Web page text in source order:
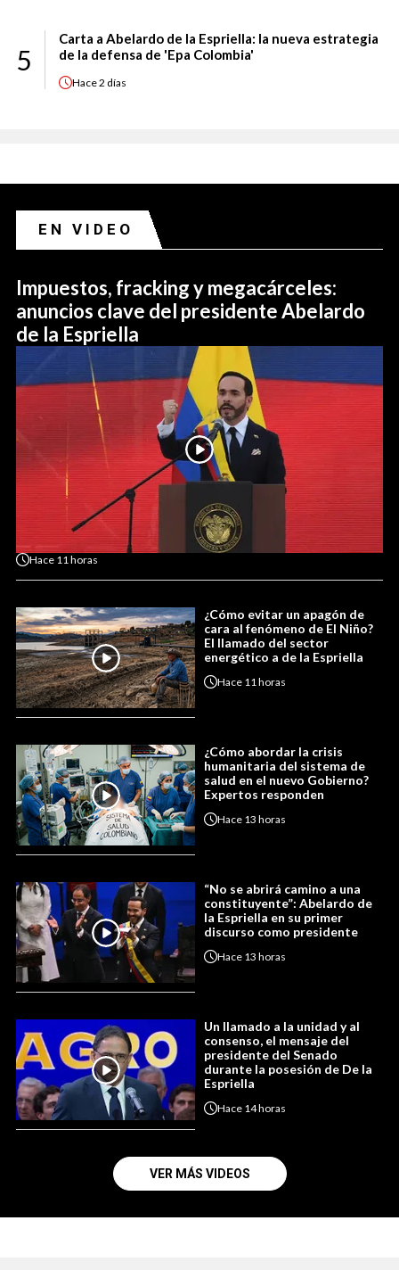
5
Carta a Abelardo de la Espriella: la nueva estrategia
de la defensa de 'Epa Colombia'
Hace2 días
EN VIDEO
Impuestos, fracking y megacárceles:
anuncios clave del presidente Abelardo
de la Espriella
Hace 11 horas
¿Cómo evitar un apagón de
cara al fenómeno de El Niño?
El llamado del sector
energético a de la Espriella
Hace 11 horas
¿Cómo abordar la crisis
humanitaria del sistema de
salud en el nuevo Gobierno?
Expertos responden
Hace 13 horas
“No se abrirá camino a una
constituyente”: Abelardo de
la Espriella en su primer
discurso como presidente
Hace 13 horas
Un llamado a la unidad y al
consenso, el mensaje del
presidente del Senado
durante la posesión de De la
Espriella
Hace 14 horas
VER MÁS VIDEOS